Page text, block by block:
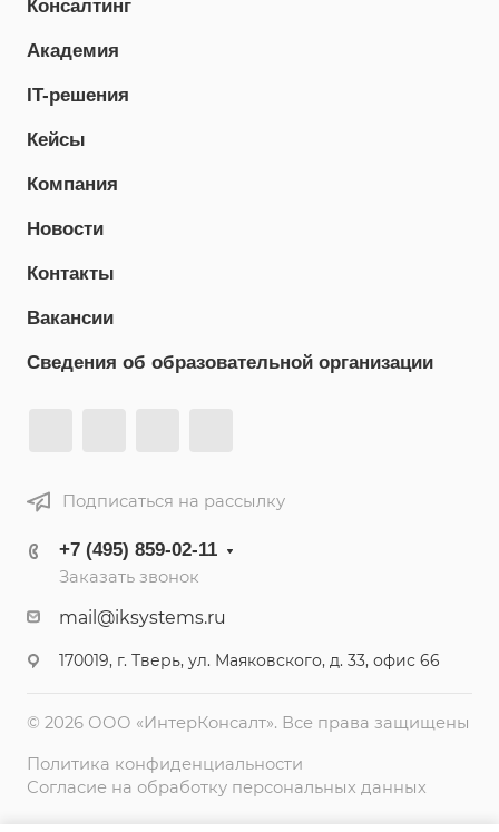
Консалтинг
Академия
IT-решения
Кейсы
Компания
Новости
Контакты
Вакансии
Сведения об образовательной организации
Подписаться на рассылку
+7 (495) 859-02-11
Заказать звонок
mail@iksystems.ru
170019, г. Тверь, ул. Маяковского, д. 33, офис 66
© 2026 ООО «ИнтерКонсалт». Все права защищены
Политика конфиденциальности
Согласие на обработку персональных данных